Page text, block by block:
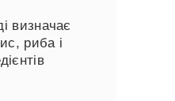
визначає
риба і